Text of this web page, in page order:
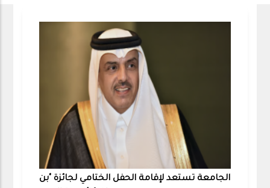
الجامعة تستعد لإقامة الحفل الختامي لجائزة "بن